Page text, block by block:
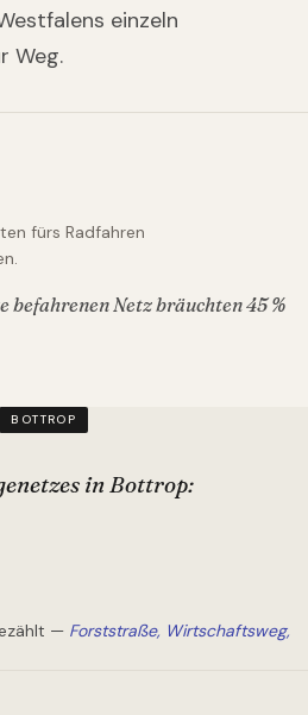
einzeln
Weg.
fürs Radfahren
befahrenen Netz bräuchten45%
BOTTROP
in Bottrop:
— Forststraße, Wirtschaftsweg,